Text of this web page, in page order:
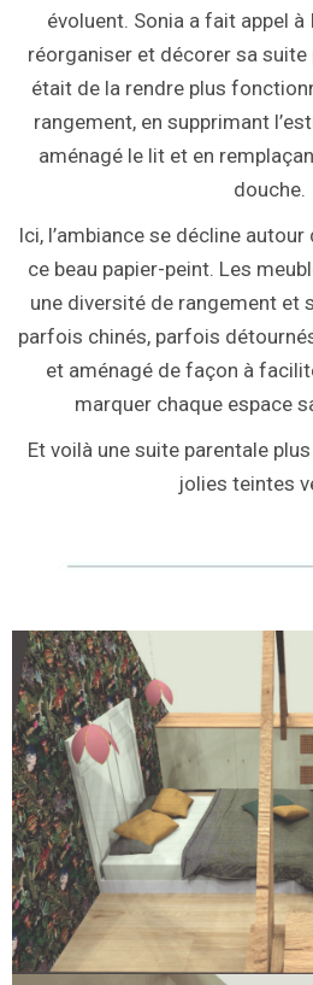
évoluent. Sonia a fait appel à
réorganiser et décorer sa suite
était de la rendre plus
rangement, en supprimant
aménagé le lit et en
douche.
Ici, l’ambiance se décline
ce beau papier-peint. Les
une diversité de rangement et
parfois chinés, parfois
et aménagé de façon à
marquer chaque espace
Et voilà une suite parentale
jolies teintes